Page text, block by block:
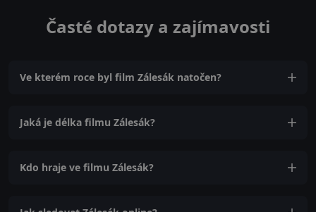
Časté dotazy a zajímavosti
Ve kterém roce byl film Zálesák natočen?
Jaká je délka filmu Zálesák?
Kdo hraje ve filmu Zálesák?